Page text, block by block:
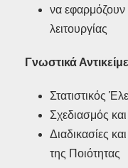
να εφαρμόζουν
λειτουργίας
Γνωστικά
Στατιστικός
Σχεδιασμός
Διαδικασίες
της Ποιότητας